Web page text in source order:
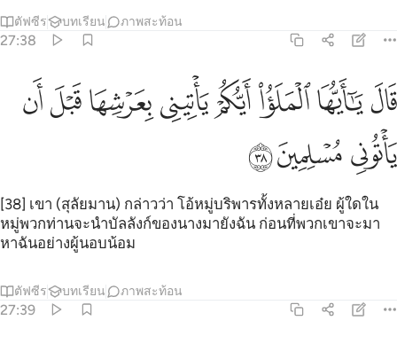
ตัฟซีร บทเรียน ภาพสะท้อน
27:38
قال يا ايها الملا ايكم ياتيني بعرشها قبل ان ياتوني مسلمين ٣٨
قَالَ يَـٰٓأَيُّهَا ٱلْمَلَؤُا۟ أَيُّكُمْ يَأْتِينِى بِعَرْشِهَا قَبْلَ أَن يَأْتُونِى مُسْلِمِينَ ٣٨
ﱡﱢﱣﱤﱥﱦﱧﱨ
ﱩﱪﱫ
[38] เขา (สุลัยมาน) กล่าวว่า โอ้หมู่บริพารทั้งหลายเอ๋ย ผู้ใดใน
หมู่พวกท่านจะนำบัลลังก์ของนางมายังฉัน ก่อนที่พวกเขาจะมา
หาฉันอย่างผู้นอบน้อม
ตัฟซีร บทเรียน ภาพสะท้อน
27:39